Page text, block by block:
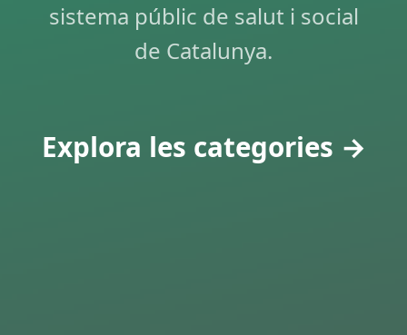
sistema públic de salut i social
de Catalunya.
Explora les categories →